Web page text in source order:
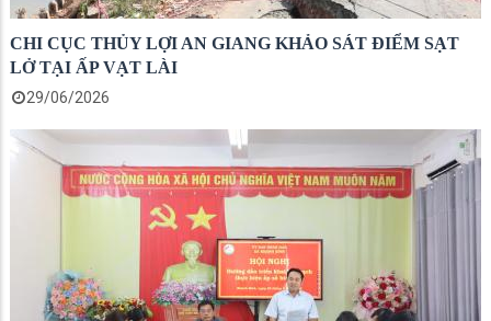
CHI CỤC THỦY LỢI AN GIANG KHẢO SÁT ĐIỂM SẠT
LỞ TẠI ẤP VẠT LÀI
29/06/2026